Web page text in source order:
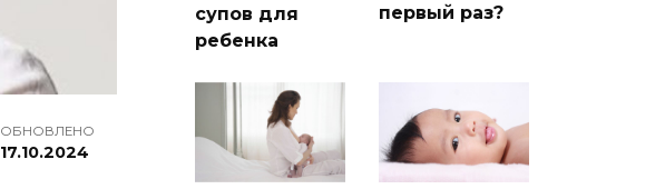
ОБНОВЛЕНО
17.10.2024
супов для
ребенка
первый раз?